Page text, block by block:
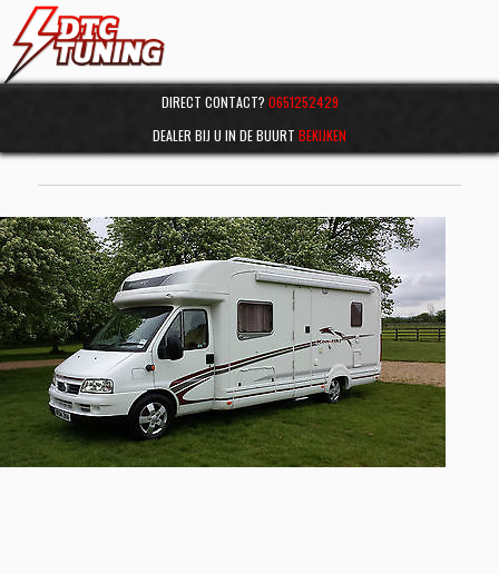
DIRECT CONTACT? 0651252429
DEALER BIJ U IN DE BUURT BEKIJKEN